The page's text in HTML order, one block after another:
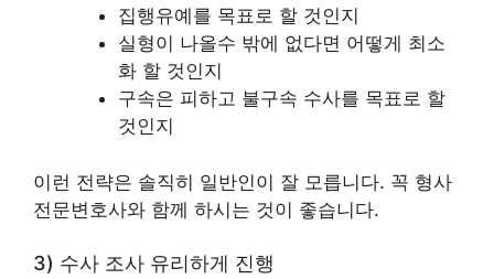
집행유예를 목표로 할 것인지
실형이 나올수 밖에 없다면 어떻게 최소
화 할 것인지
구속은 피하고 불구속 수사를 목표로 할
것인지
이런 전략은 솔직히 일반인이 잘 모릅니다. 꼭 형사
전문변호사와 함께 하시는 것이 좋습니다.
3) 수사 조사 유리하게 진행